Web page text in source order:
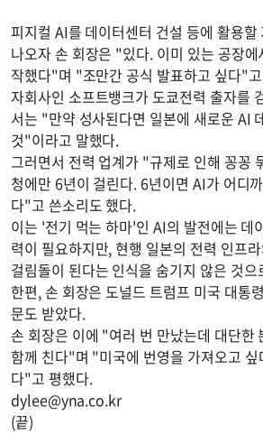
피지컬 AI를 데이터센터 건설 등에 활용할
나오자 손 회장은 "있다. 이미 있는 공장
작했다"며 "조만간 공식 발표하고 싶다"
자회사인 소프트뱅크가 도쿄전력 출자를
서는 "만약 성사된다면 일본에 새로운 AI
것"이라고 말했다.
그러면서 전력 업계가 "규제로 인해 꽁꽁
청에만 6년이 걸린다. 6년이면 AI가 어디
다"고 쓴소리도 했다.
이는 '전기 먹는 하마'인 AI의 발전에는 데
력이 필요하지만, 현행 일본의 전력 인프
걸림돌이 된다는 인식을 숨기지 않은 것으
한편, 손 회장은 도널드 트럼프 미국 대통
문도 받았다.
손 회장은 이에 "여러 번 만났는데 대단한
함께 친다"며 "미국에 번영을 가져오고 싶
다"고 평했다.
dylee@yna.co.kr
(끝)